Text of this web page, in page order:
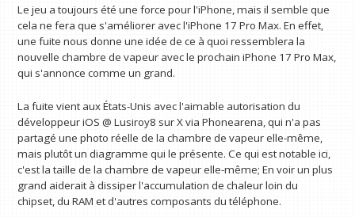
Le jeu a toujours été une force pour l'iPhone, mais il semble que
cela ne fera que s'améliorer avec l'iPhone 17 Pro Max. En effet,
une fuite nous donne une idée de ce à quoi ressemblera la
nouvelle chambre de vapeur avec le prochain iPhone 17 Pro Max,
qui s'annonce comme un grand.
La fuite vient aux États-Unis avec l'aimable autorisation du
développeur iOS @ Lusiroy8 sur X via Phonearena, qui n'a pas
partagé une photo réelle de la chambre de vapeur elle-même,
mais plutôt un diagramme qui le présente. Ce qui est notable ici,
c'est la taille de la chambre de vapeur elle-même; En voir un plus
grand aiderait à dissiper l'accumulation de chaleur loin du
chipset, du RAM et d'autres composants du téléphone.